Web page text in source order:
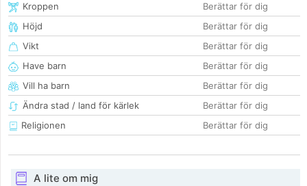
Kroppen
Berättar för dig
Höjd
Berättar för dig
Vikt
Berättar för dig
Have barn
Berättar för dig
Vill ha barn
Berättar för dig
Ändra stad / land för kärlek
Berättar för dig
Religionen
Berättar för dig
A lite om mig